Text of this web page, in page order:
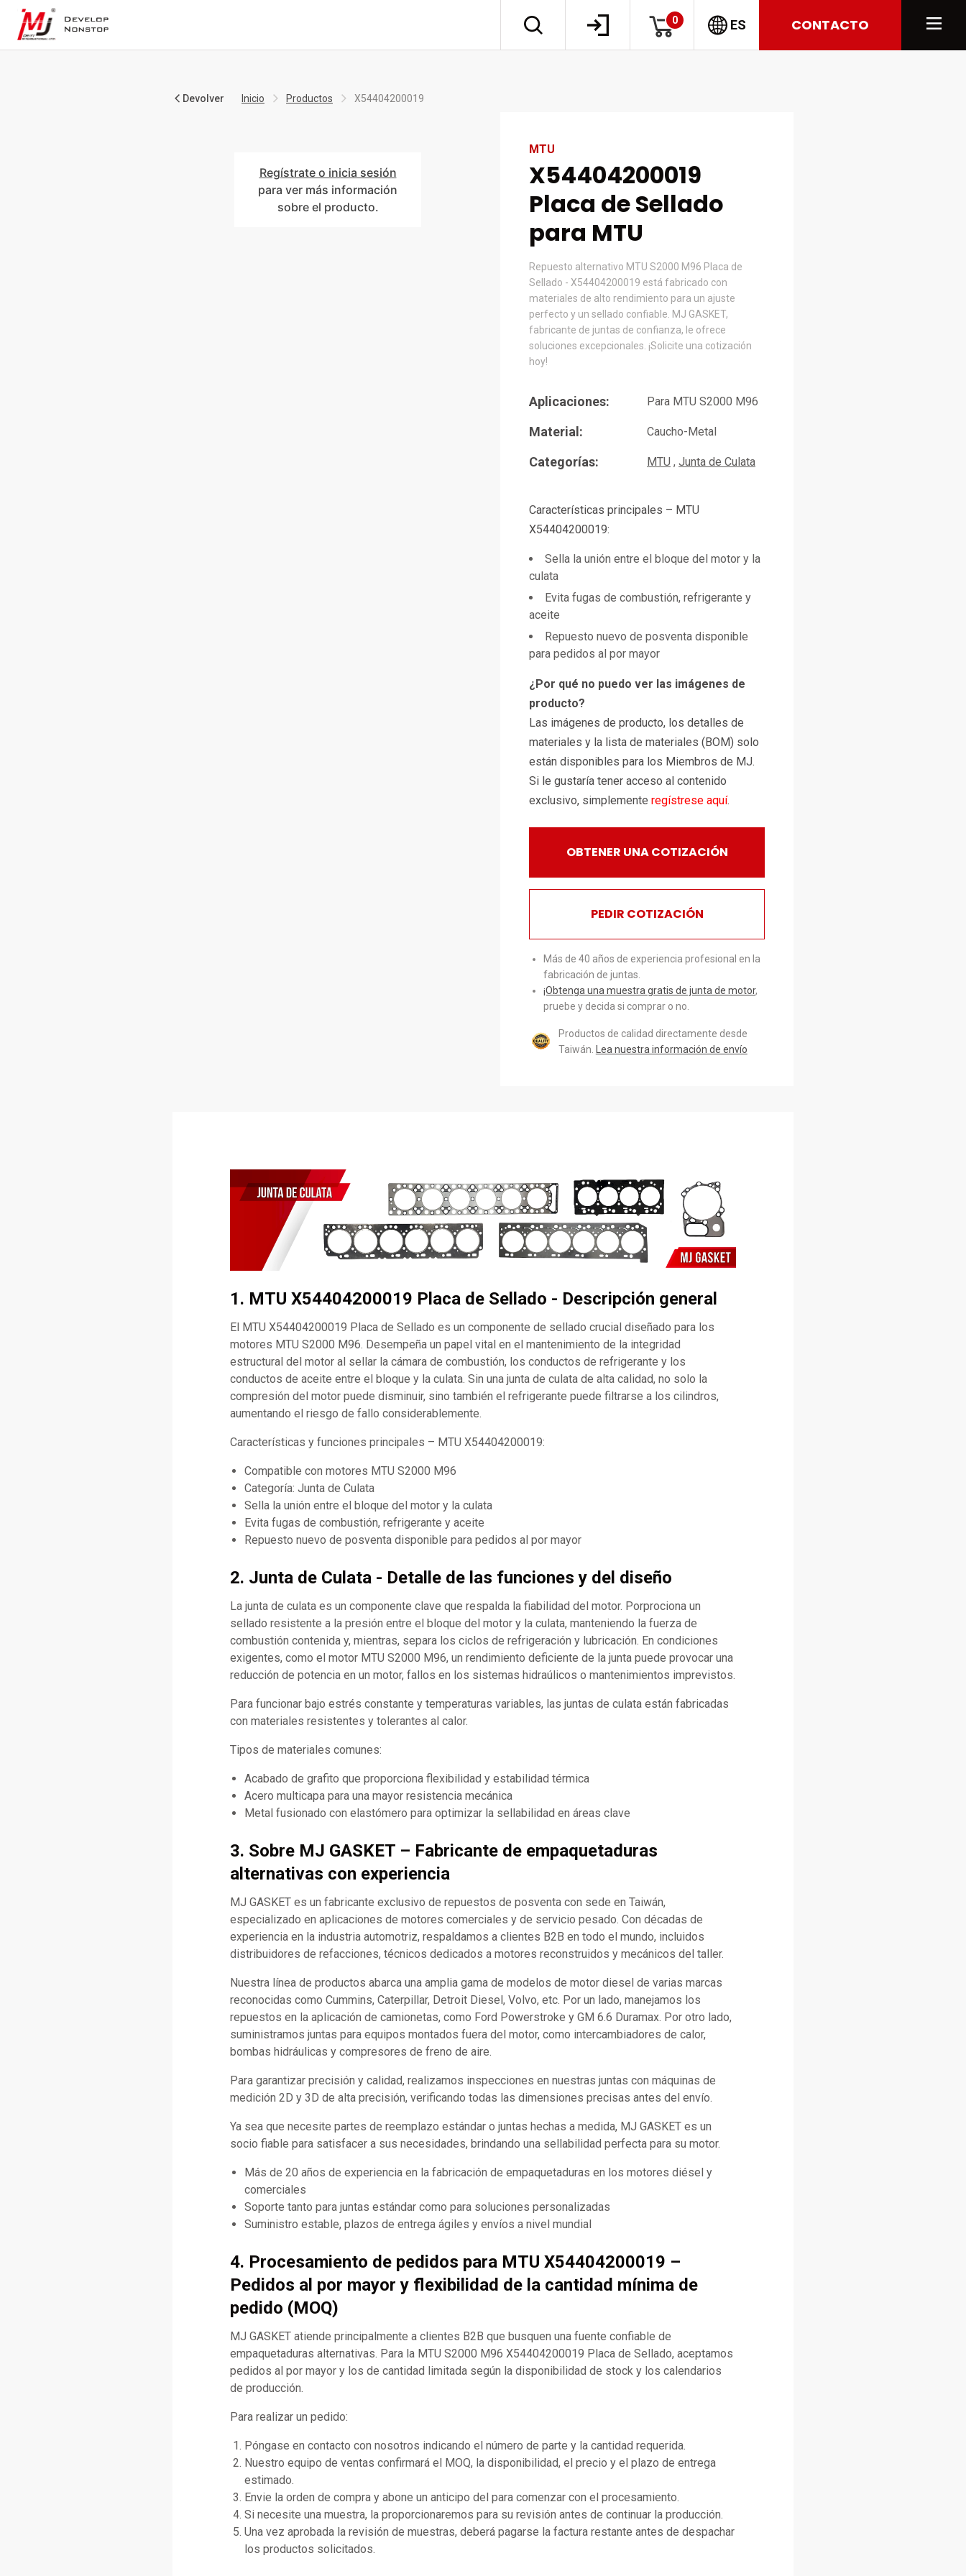
0 ES CONTACTO
Devolver Inicio Productos X54404200019
Regístrate o inicia sesión
para ver más información
sobre el producto.
MTU
X54404200019
Placa de Sellado
para MTU
Repuesto alternativo MTU S2000 M96 Placa de
Sellado - X54404200019 está fabricado con
materiales de alto rendimiento para un ajuste
perfecto y un sellado confiable. MJ GASKET,
fabricante de juntas de confianza, le ofrece
soluciones excepcionales. ¡Solicite una cotización
hoy!
Aplicaciones: Para MTU S2000 M96
Material: Caucho-Metal
Categorías: MTU Junta de Culata
Características principales – MTU
X54404200019:
Sella la unión entre el bloque del motor y la
culata
Evita fugas de combustión, refrigerante y
aceite
Repuesto nuevo de posventa disponible
para pedidos al por mayor
¿Por qué no puedo ver las imágenes de
producto?
Las imágenes de producto, los detalles de
materiales y la lista de materiales (BOM) solo
están disponibles para los Miembros de MJ.
Si le gustaría tener acceso al contenido
exclusivo, simplemente regístrese aquí.
OBTENER UNA COTIZACIÓN
PEDIR COTIZACIÓN
Más de 40 años de experiencia profesional en la
fabricación de juntas.
¡Obtenga una muestra gratis de junta de motor,
pruebe y decida si comprar o no.
Productos de calidad directamente desde
Taiwán.
Lea nuestra información de envío
1. MTU X54404200019 Placa de Sellado - Descripción general
El MTU X54404200019 Placa de Sellado es un componente de sellado crucial diseñado para los
motores MTU S2000 M96. Desempeña un papel vital en el mantenimiento de la integridad
estructural del motor al sellar la cámara de combustión, los conductos de refrigerante y los
conductos de aceite entre el bloque y la culata. Sin una junta de culata de alta calidad, no solo la
compresión del motor puede disminuir, sino también el refrigerante puede filtrarse a los cilindros,
aumentando el riesgo de fallo considerablemente.
Características y funciones principales – MTU X54404200019:
Compatible con motores MTU S2000 M96
Categoría: Junta de Culata
Sella la unión entre el bloque del motor y la culata
Evita fugas de combustión, refrigerante y aceite
Repuesto nuevo de posventa disponible para pedidos al por mayor
2. Junta de Culata - Detalle de las funciones y del diseño
La junta de culata es un componente clave que respalda la fiabilidad del motor. Porprociona un
sellado resistente a la presión entre el bloque del motor y la culata, manteniendo la fuerza de
combustión contenida y, mientras, separa los ciclos de refrigeración y lubricación. En condiciones
exigentes, como el motor MTU S2000 M96, un rendimiento deficiente de la junta puede provocar una
reducción de potencia en un motor, fallos en los sistemas hidraúlicos o mantenimientos imprevistos.
Para funcionar bajo estrés constante y temperaturas variables, las juntas de culata están fabricadas
con materiales resistentes y tolerantes al calor.
Tipos de materiales comunes:
Acabado de grafito que proporciona flexibilidad y estabilidad térmica
Acero multicapa para una mayor resistencia mecánica
Metal fusionado con elastómero para optimizar la sellabilidad en áreas clave
3. Sobre MJ GASKET – Fabricante de empaquetaduras
alternativas con experiencia
MJ GASKET es un fabricante exclusivo de repuestos de posventa con sede en Taiwán,
especializado en aplicaciones de motores comerciales y de servicio pesado. Con décadas de
experiencia en la industria automotriz, respaldamos a clientes B2B en todo el mundo, incluidos
distribuidores de refacciones, técnicos dedicados a motores reconstruidos y mecánicos del taller.
Nuestra línea de productos abarca una amplia gama de modelos de motor diesel de varias marcas
reconocidas como Cummins, Caterpillar, Detroit Diesel, Volvo, etc. Por un lado, manejamos los
repuestos en la aplicación de camionetas, como Ford Powerstroke y GM 6.6 Duramax. Por otro lado,
suministramos juntas para equipos montados fuera del motor, como intercambiadores de calor,
bombas hidráulicas y compresores de freno de aire.
Para garantizar precisión y calidad, realizamos inspecciones en nuestras juntas con máquinas de
medición 2D y 3D de alta precisión, verificando todas las dimensiones precisas antes del envío.
Ya sea que necesite partes de reemplazo estándar o juntas hechas a medida, MJ GASKET es un
socio fiable para satisfacer a sus necesidades, brindando una sellabilidad perfecta para su motor.
Más de 20 años de experiencia en la fabricación de empaquetaduras en los motores diésel y
comerciales
Soporte tanto para juntas estándar como para soluciones personalizadas
Suministro estable, plazos de entrega ágiles y envíos a nivel mundial
4. Procesamiento de pedidos para MTU X54404200019 –
Pedidos al por mayor y flexibilidad de la cantidad mínima de
pedido (MOQ)
MJ GASKET atiende principalmente a clientes B2B que busquen una fuente confiable de
empaquetaduras alternativas. Para la MTU S2000 M96 X54404200019 Placa de Sellado, aceptamos
pedidos al por mayor y los de cantidad limitada según la disponibilidad de stock y los calendarios
de producción.
Para realizar un pedido:
Póngase en contacto con nosotros indicando el número de parte y la cantidad requerida.
Nuestro equipo de ventas confirmará el MOQ, la disponibilidad, el precio y el plazo de entrega
estimado.
Envie la orden de compra y abone un anticipo del para comenzar con el procesamiento.
Si necesite una muestra, la proporcionaremos para su revisión antes de continuar la producción.
Una vez aprobada la revisión de muestras, deberá pagarse la factura restante antes de despachar
los productos solicitados.